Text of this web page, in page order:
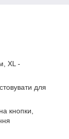
XL -
для
кнопки,